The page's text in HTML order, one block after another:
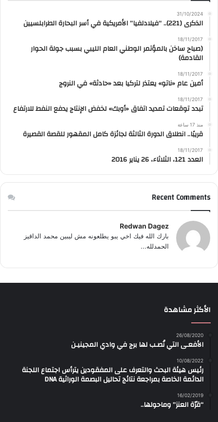
31/10/2024
الذكرى (221).. “فيلادلفيا” الأمريكية في أسر البحارة الطرابلسيين
18/11/2017
(صباح ساخن بالمؤتمر الوطني العام الليبي بسبب جولة الحوار
القادمة)
18/11/2017
أمين عام «ناتو» يعتذر لتركيا بعد «حادثة» في النروج
18/11/2017
تبدد توقعات تمديد اتفاق «أوبك» لخفض الإنتاج يدفع النفط للارتفاع
منذ 17 ساعة
قريبًا.. انطلاق الدورة الثالثة لجائزة كامل المقهور للقصة القصيرة
18/11/2017
العدد 121، الثلاثاء، 26 يناير 2016
Recent Comments
Redwan Dagez
بارك الله فيك اخي يبو يطلعونه مش ليبين محمد الداقيز
الحمدلله...
الأكثر مشاهدة
26/08/2020
الأفعـى التي نُصـب لها برج في وادي المجينيـن
10/08/2022
رئيس هيئة البحث والتعرف على المفقودين يترأس اجتماع اللجنة
الدائمة الخاصة بمراجعة نتائج تحاليل البصمة الوراثية DNA
16/02/2019
“قرّة العنز” وماحولها..